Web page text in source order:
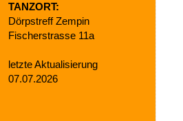
TANZORT:
Dörpstreff Zempin
Fischerstrasse 11a
letzte Aktualisierung
07.07.2026